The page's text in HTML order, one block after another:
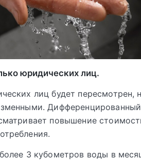
юридических лиц.
лиц будет пересмотрен,
повышение
3 кубометров воды в